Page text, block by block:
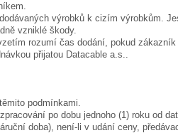
výrobků k cizím výrobkům.
vzniklé škody.
rozumí čas dodání, pokud
přijatou Datacable a.s..
podmínkami.
po dobu jednoho (1) roku od
doba), není-li v udání ceny,